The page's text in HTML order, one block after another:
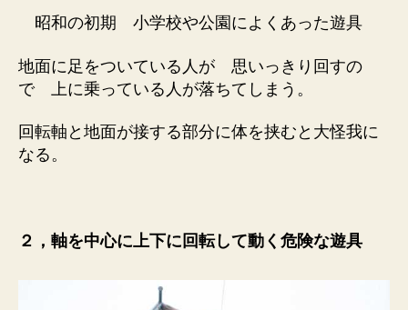
昭和の初期 小学校や公園によくあった遊具
地面に足をついている人が 思いっきり回すの
で 上に乗っている人が落ちてしまう。
回転軸と地面が接する部分に体を挟むと大怪我に
なる。
２，軸を中心に上下に回転して動く危険な遊具